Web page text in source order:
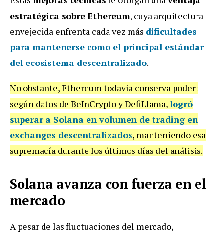
estratégica sobre Ethereum, cuya arquitectura
envejecida enfrenta cada vez más dificultades
para mantenerse como el principal estándar
del ecosistema descentralizado.
No obstante, Ethereum todavía conserva poder:
según datos de BeInCrypto y DefiLlama,logró
superar a Solana en volumen de trading en
exchanges descentralizados, manteniendo esa
supremacía durante los últimos días del análisis.
Solana avanza con fuerza en el
mercado
A pesar de las fluctuaciones del mercado,